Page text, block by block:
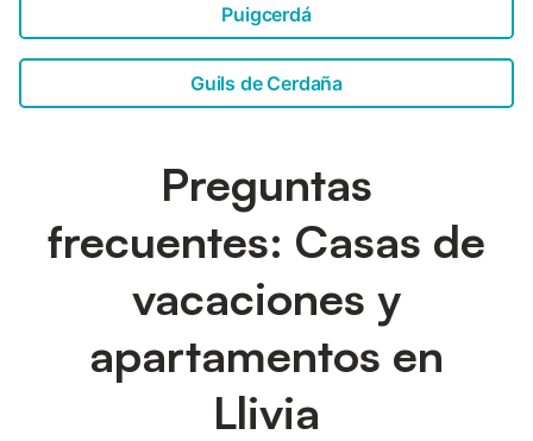
Puigcerdá
Guils de Cerdaña
Preguntas
frecuentes: Casas de
vacaciones y
apartamentos en
Llivia